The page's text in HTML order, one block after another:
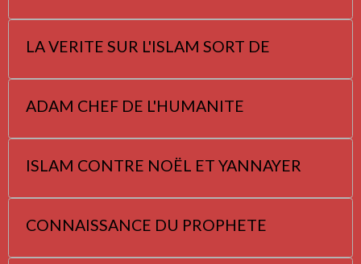
LA VERITE SUR L'ISLAM SORT DE
ADAM CHEF DE L'HUMANITE
ISLAM CONTRE NOËL ET YANNAYER
CONNAISSANCE DU PROPHETE